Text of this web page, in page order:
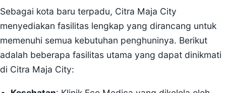
Sebagai kota baru terpadu, Citra Maja City
menyediakan fasilitas lengkap yang dirancang untuk
memenuhi semua kebutuhan penghuninya. Berikut
adalah beberapa fasilitas utama yang dapat dinikmati
di Citra Maja City: